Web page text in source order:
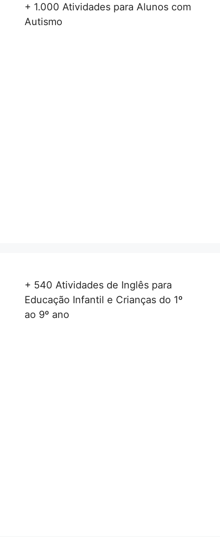
+ 1.000 Atividades para Alunos com
Autismo
+ 540 Atividades de Inglês para
Educação Infantil e Crianças do 1º
ao 9º ano